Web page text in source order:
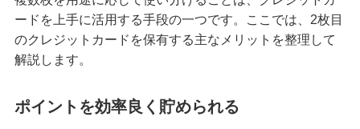
マイルが貯まるクレジットカードとは？選び方や
効率的な貯め方、使い方を解説
クレジットカードの支払方法には何がある？1回払
いや分割払い等の種類を解説
ードを上手に活用する手段の一つです。ここでは、2枚目
のクレジットカードを保有する主なメリットを整理して
解説します。
ポイントを効率良く貯められる